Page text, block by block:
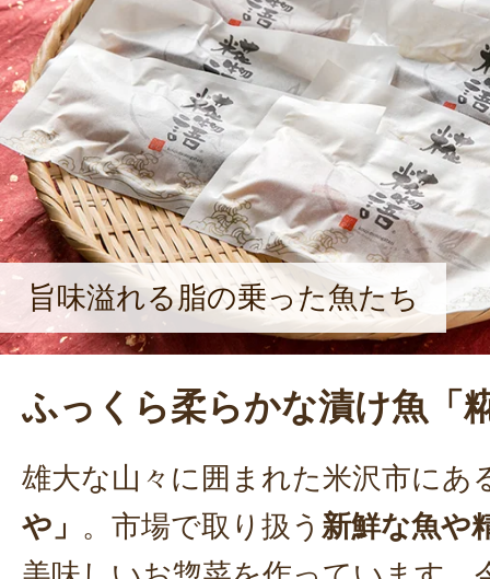
もっと多くの人に知ってほしい」と
ている。また、「食に携わる人間と
生き物への感謝を忘れないよう心が
ん。「その気持ちを忘れずに、これ
卓に笑顔が溢れるような商品を作り
ってくれた。
旨味溢れる脂の乗った魚たち
ふっくら柔らかな漬け魚「
雄大な山々に囲まれた米沢市にあ
や」 。市場で取り扱う 新鮮な魚や